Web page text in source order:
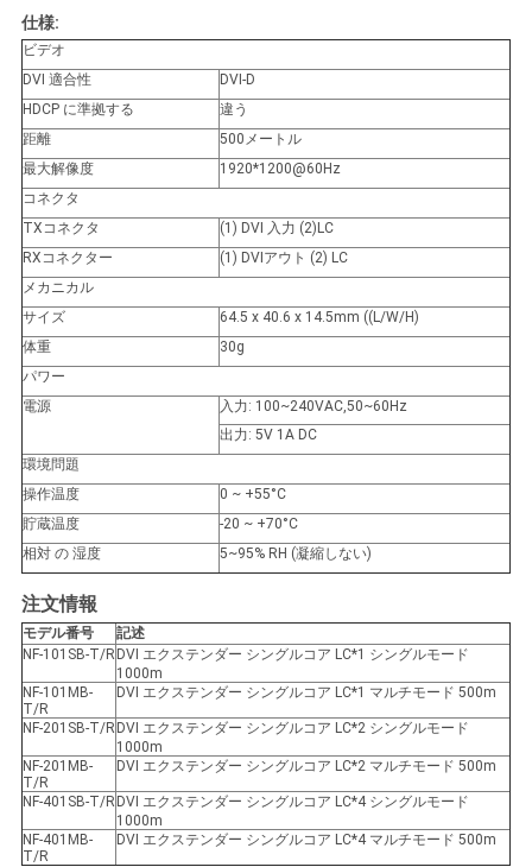
地
図
プ
ラ
イ
バ
シ
ー
ポ
リ
シ
ー
仕様:
ビデオ
DVI 適合性
DVI-D
HDCP に準拠する
違う
距離
500メートル
最大解像度
1920*1200@60Hz
コネクタ
TXコネクタ
(1) DVI 入力 (2)LC
RXコネクター
(1) DVIアウト (2) LC
メカニカル
サイズ
64.5 x 40.6 x 14.5mm ((L/W/H)
体重
30g
パワー
電源
入力: 100~240VAC,50~60Hz
出力: 5V 1A DC
環境問題
操作温度
0 ~ +55°C
貯蔵温度
-20 ~ +70°C
相対 の 湿度
5~95% RH (凝縮しない)
注文情報
モデル番号
記述
NF-101SB-T/R DVI エクステンダー シングルコア LC*1 シングルモード
1000m
NF-101MB-
T/R
DVI エクステンダー シングルコア LC*1 マルチモード 500m
NF-201SB-T/R DVI エクステンダー シングルコア LC*2 シングルモード
1000m
NF-201MB-
T/R
DVI エクステンダー シングルコア LC*2 マルチモード 500m
NF-401SB-T/R DVI エクステンダー シングルコア LC*4 シングルモード
1000m
NF-401MB-
T/R
DVI エクステンダー シングルコア LC*4 マルチモード 500m